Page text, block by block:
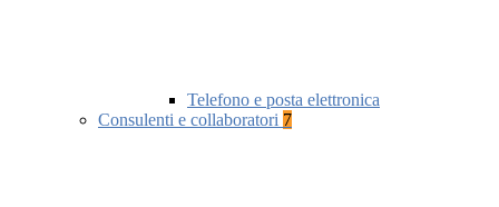
Telefono e posta elettronica
Consulenti e collaboratori 7